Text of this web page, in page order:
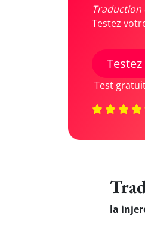
Traduction
Testez
Test
la